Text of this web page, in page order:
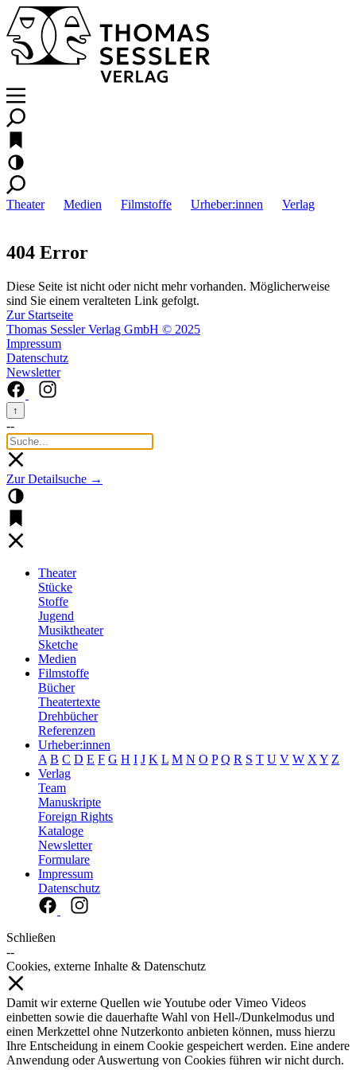
Theater Medien Filmstoffe Urheber:innen Verlag
404 Error
Diese Seite ist nicht oder nicht mehr vorhanden. Möglicherweise
sind Sie einem veralteten Link gefolgt.
Zur Startseite
Thomas Sessler Verlag GmbH © 2025
Impressum
Datenschutz
Newsletter
↑
--
Zur Detailsuche →
Theater
Stücke
Stoffe
Jugend
Musiktheater
Sketche
Medien
Filmstoffe
Bücher
Theatertexte
Drehbücher
Referenzen
Urheber:innen
A B C D E F G H I J K L M N O P Q R S T U V W X Y Z
Verlag
Team
Manuskripte
Foreign Rights
Kataloge
Newsletter
Formulare
Impressum
Datenschutz
Schließen
--
Cookies, externe Inhalte & Datenschutz
Damit wir externe Quellen wie Youtube oder Vimeo Videos
einbetten sowie die dauerhafte Wahl von Hell-/Dunkelmodus und
einen Merkzettel ohne Nutzerkonto anbieten können, muss hierzu
Ihre Entscheidung in einem Cookie gespeichert werden. Eine andere
Anwendung oder Auswertung von Cookies führen wir nicht durch.